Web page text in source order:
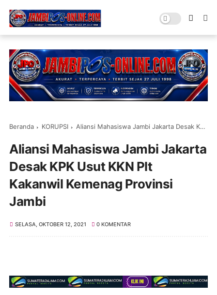
Beranda KORUPSI Aliansi Mahasiswa Jambi Jakarta Desak KPK Usut KKN Plt Kakanwil Kemenag Provinsi Jambi
Aliansi Mahasiswa Jambi Jakarta
Desak KPK Usut KKN Plt
Kakanwil Kemenag Provinsi
Jambi
SELASA, OKTOBER 12, 2021 0 KOMENTAR